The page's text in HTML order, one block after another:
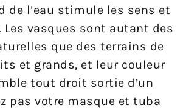
de l’eau stimule les sens et
Les vasques sont autant des
que des terrains de
et grands, et leur couleur
tout droit sortie d’un
pas votre masque et tuba